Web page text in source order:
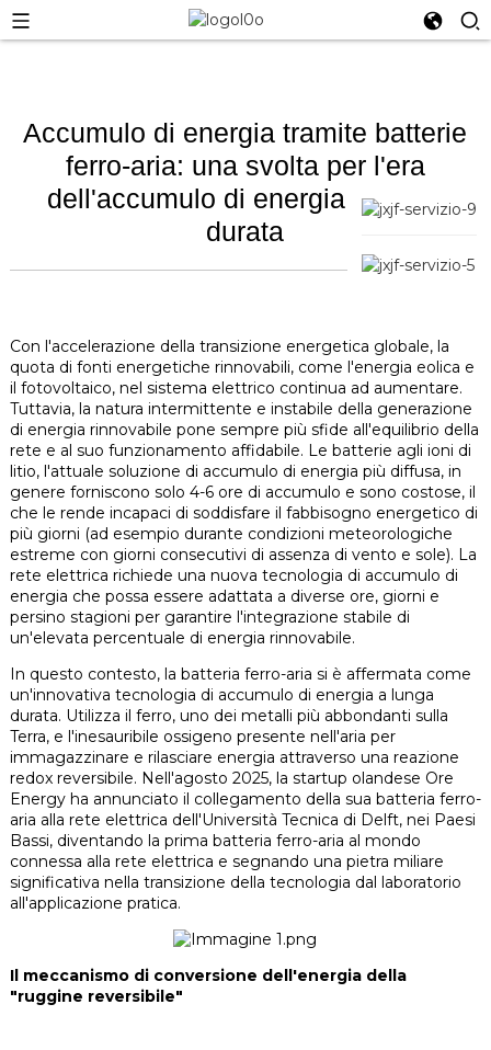
Accumulo di energia tramite batterie
ferro-aria: una svolta per l'era
dell'accumulo di energia a lunga
durata
Con l'accelerazione della transizione energetica globale, la
quota di fonti energetiche rinnovabili, come l'energia eolica e
il fotovoltaico, nel sistema elettrico continua ad aumentare.
Tuttavia, la natura intermittente e instabile della generazione
di energia rinnovabile pone sempre più sfide all'equilibrio della
rete e al suo funzionamento affidabile. Le batterie agli ioni di
litio, l'attuale soluzione di accumulo di energia più diffusa, in
genere forniscono solo 4-6 ore di accumulo e sono costose, il
che le rende incapaci di soddisfare il fabbisogno energetico di
più giorni (ad esempio durante condizioni meteorologiche
estreme con giorni consecutivi di assenza di vento e sole). La
rete elettrica richiede una nuova tecnologia di accumulo di
energia che possa essere adattata a diverse ore, giorni e
persino stagioni per garantire l'integrazione stabile di
un'elevata percentuale di energia rinnovabile.
In questo contesto, la batteria ferro-aria si è affermata come
un'innovativa tecnologia di accumulo di energia a lunga
durata. Utilizza il ferro, uno dei metalli più abbondanti sulla
Terra, e l'inesauribile ossigeno presente nell'aria per
immagazzinare e rilasciare energia attraverso una reazione
redox reversibile. Nell'agosto 2025, la startup olandese Ore
Energy ha annunciato il collegamento della sua batteria ferro-
aria alla rete elettrica dell'Università Tecnica di Delft, nei Paesi
Bassi, diventando la prima batteria ferro-aria al mondo
connessa alla rete elettrica e segnando una pietra miliare
significativa nella transizione della tecnologia dal laboratorio
all'applicazione pratica.
Il meccanismo di conversione dell'energia della
"ruggine reversibile"